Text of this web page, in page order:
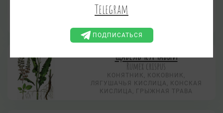
КОНЯТНИК, КОКОВНИК,
ЛЯГУШАЧЬЯ КИСЛИЦА, КОНСКАЯ
Щавель курчавый
Rumex crispus
КОНЯТНИК, КОКОВНИК,
ЛЯГУШАЧЬЯ КИСЛИЦА, КОНСКАЯ
КИСЛИЦА, ГРЫЖНАЯ ТРАВА
Telegram
ПОДПИСАТЬСЯ